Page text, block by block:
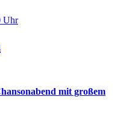
Uhr
mit großem